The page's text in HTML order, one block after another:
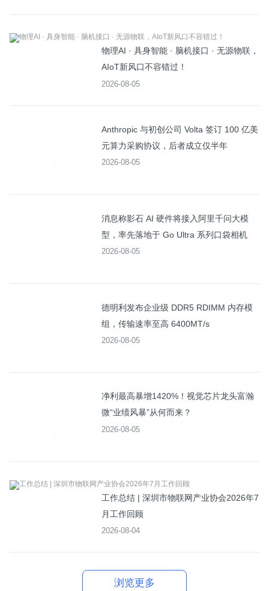
物理AI · 具身智能 · 脑机接口 · 无源物联，
AIoT新风口不容错过！
2026-08-05
Anthropic 与初创公司 Volta 签订 100 亿美
元算力采购协议，后者成立仅半年
2026-08-05
消息称影石 AI 硬件将接入阿里千问大模
型，率先落地于 Go Ultra 系列口袋相机
2026-08-05
德明利发布企业级 DDR5 RDIMM 内存模
组，传输速率至高 6400MT/s
2026-08-05
净利最高暴增1420%！视觉芯片龙头富瀚
微“业绩风暴”从何而来？
2026-08-05
工作总结 | 深圳市物联网产业协会2026年7
月工作回顾
2026-08-04
浏览更多